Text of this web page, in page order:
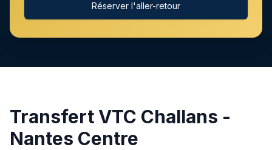
Réserver l'aller-retour
Transfert VTC Challans -
Nantes Centre